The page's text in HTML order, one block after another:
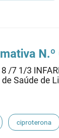
8 /7 1/3
Saúde de
ciproterona